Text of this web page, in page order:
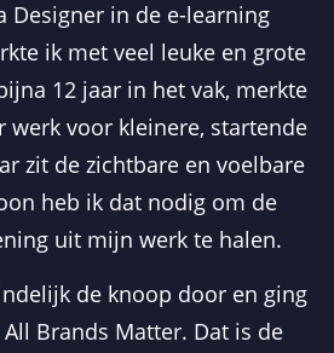
Designer in de e-learning
ik met veel leuke en grote
12 jaar in het vak, merkte
werk voor kleinere, startende
zit de zichtbare en voelbare
heb ik dat nodig om de
uit mijn werk te halen.
de knoop door en ging
Brands Matter. Dat is de